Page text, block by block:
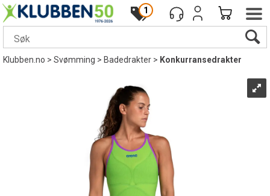
1
Klubben.no>Svømming>Badedrakter> Konkurransedrakter